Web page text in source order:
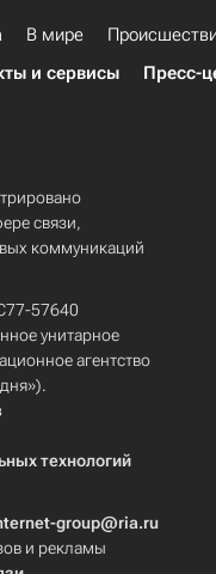
В мире
и сервисы Пресс-
связи,
коммуникаций
57640
унитарное
агентство
технологий
group@ria.ru
и рекламы